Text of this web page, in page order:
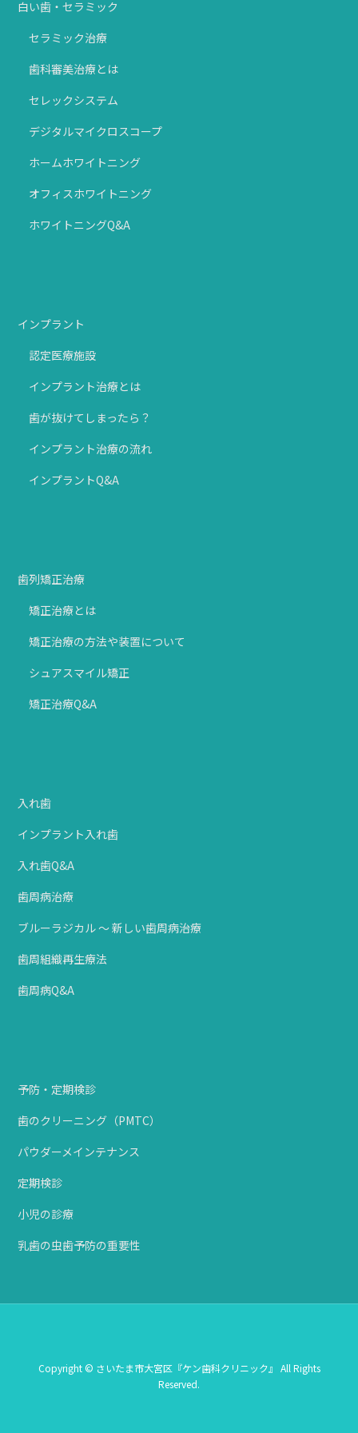
白い歯・セラミック
セラミック治療
歯科審美治療とは
セレックシステム
デジタルマイクロスコープ
ホームホワイトニング
オフィスホワイトニング
ホワイトニングQ&A
インプラント
認定医療施設
インプラント治療とは
歯が抜けてしまったら？
インプラント治療の流れ
インプラントQ&A
歯列矯正治療
矯正治療とは
矯正治療の方法や装置について
シュアスマイル矯正
矯正治療Q&A
入れ歯
インプラント入れ歯
入れ歯Q&A
歯周病治療
ブルーラジカル ～ 新しい歯周病治療
歯周組織再生療法
歯周病Q&A
予防・定期検診
歯のクリーニング（PMTC）
パウダーメインテナンス
定期検診
小児の診療
乳歯の虫歯予防の重要性
Copyright © さいたま市大宮区『ケン歯科クリニック』 All Rights
Reserved.